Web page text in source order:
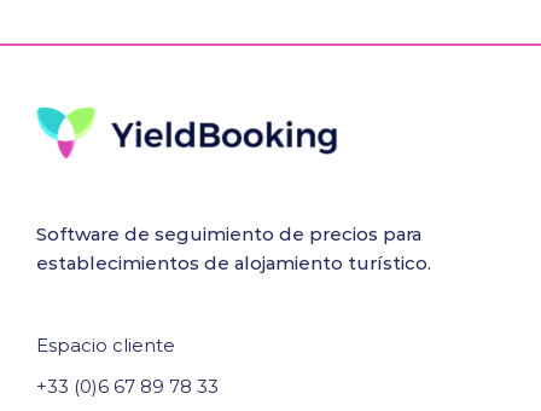
Software de seguimiento de precios para
establecimientos de alojamiento turístico.
Espacio cliente
+33 (0)6 67 89 78 33